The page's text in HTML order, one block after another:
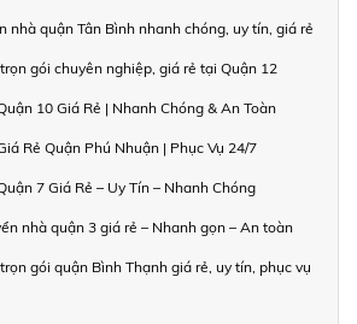
nhà quận Tân Bình nhanh chóng, uy tín, giá rẻ
gói chuyên nghiệp, giá rẻ tại Quận 12
10 Giá Rẻ | Nhanh Chóng & An Toàn
Rẻ Quận Phú Nhuận | Phục Vụ 24/7
7 Giá Rẻ – Uy Tín – Nhanh Chóng
nhà quận 3 giá rẻ – Nhanh gọn – An toàn
gói quận Bình Thạnh giá rẻ, uy tín, phục vụ